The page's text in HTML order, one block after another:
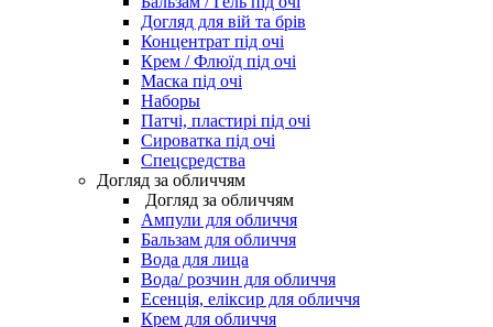
Догляд для вій та брів
Концентрат під очі
Крем / Флюїд під очі
Маска під очі
Наборы
Патчі, пластирі під очі
Сироватка під очі
Спецсредства
Догляд за обличчям
Догляд за обличчям
Ампули для обличчя
Бальзам для обличчя
Вода для лица
Вода/ розчин для обличчя
Есенція, еліксир для обличчя
Крем для обличчя